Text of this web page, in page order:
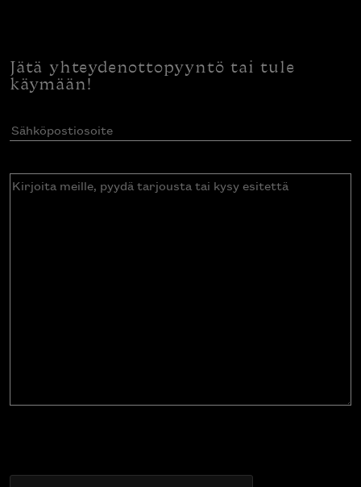
Jätä yhteydenottopyyntö tai tule
käymään!
Sähköpostiosoite(Pakollinen)
Kirjoita